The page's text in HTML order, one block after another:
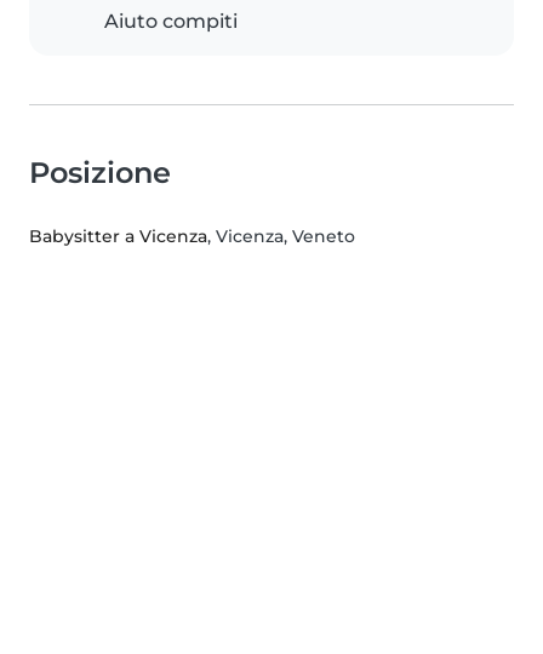
Aiuto compiti
Posizione
Babysitter a Vicenza, Vicenza, Veneto